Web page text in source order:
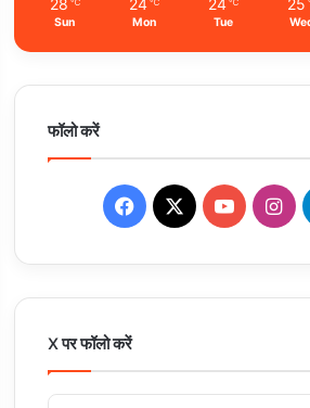
28
Sun
24
Mon
24
Tue
25
फॉलो करें
Facebook
X YouTube
X पर फॉलो करें